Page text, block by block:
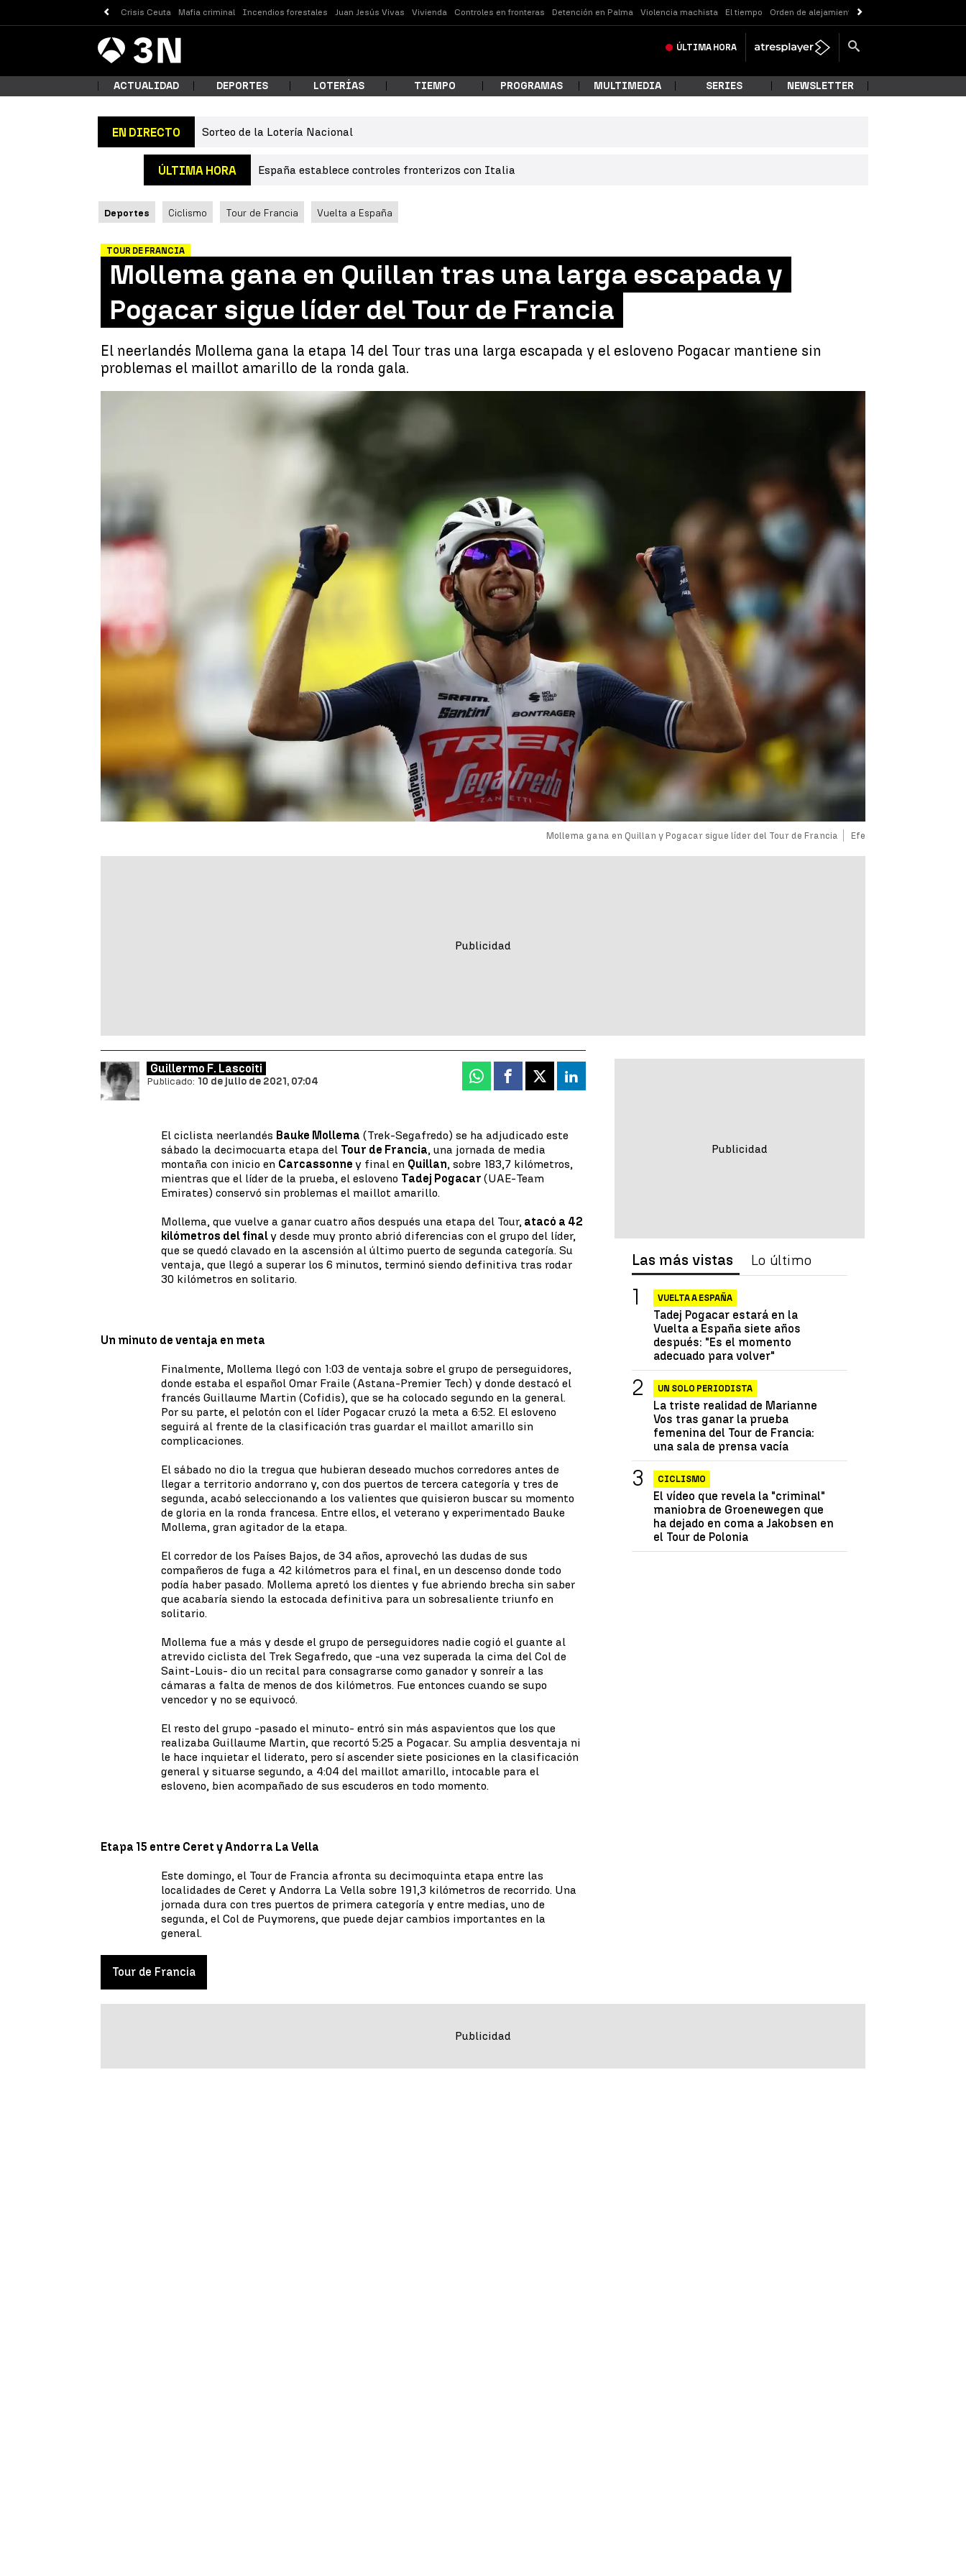
Crisis Ceuta Mafia criminal Incendios forestales Juan Jesús Vivas Vivienda Controles en fronteras Detención en Palma Violencia machista El tiempo Orden de alejamiento
Antena
3 Noticias ÚLTIMA HORA
¿Qué estás buscando?
Buscar
ACTUALIDAD DEPORTES LOTERÍAS TIEMPO PROGRAMAS MULTIMEDIA SERIES NEWSLETTER
EN DIRECTO Sorteo de la Lotería Nacional
ÚLTIMA HORA España establece controles fronterizos con Italia
Deportes Ciclismo Tour de Francia Vuelta a España
TOUR DE FRANCIA
Mollema gana en Quillan tras una larga escapada y
Pogacar sigue líder del Tour de Francia
El neerlandés Mollema gana la etapa 14 del Tour tras una larga escapada y el esloveno Pogacar mantiene sin
problemas el maillot amarillo de la ronda gala.
Mollema gana en Quillan y Pogacar sigue líder del Tour de Francia Efe
Guillermo F. Lascoiti
Publicado: 10 de julio de 2021, 07:04 Whatsapp
Facebook
X Linkedin
El ciclista neerlandés Bauke Mollema (Trek-Segafredo) se ha adjudicado este
sábado la decimocuarta etapa del Tour de Francia, una jornada de media
montaña con inicio en Carcassonney final en Quillan, sobre 183,7 kilómetros,
mientras que el líder de la prueba, el esloveno Tadej Pogacar(UAE-Team
Emirates) conservó sin problemas el maillot amarillo.
Mollema, que vuelve a ganar cuatro años después una etapa del Tour, atacó a 42
kilómetros del finaly desde muy pronto abrió diferencias con el grupo del líder,
que se quedó clavado en la ascensión al último puerto de segunda categoría. Su
ventaja, que llegó a superar los 6 minutos, terminó siendo definitiva tras rodar
30 kilómetros en solitario.
Un minuto de ventaja en meta
Finalmente, Mollema llegó con 1:03 de ventaja sobre el grupo de perseguidores,
donde estaba el español Omar Fraile (Astana-Premier Tech) y donde destacó el
francés Guillaume Martin (Cofidis), que se ha colocado segundo en la general.
Por su parte, el pelotón con el líder Pogacar cruzó la meta a 6:52. El esloveno
seguirá al frente de la clasificación tras guardar el maillot amarillo sin
complicaciones.
El sábado no dio la tregua que hubieran deseado muchos corredores antes de
llegar a territorio andorrano y, con dos puertos de tercera categoría y tres de
segunda, acabó seleccionando a los valientes que quisieron buscar su momento
de gloria en la ronda francesa. Entre ellos, el veterano y experimentado Bauke
Mollema, gran agitador de la etapa.
El corredor de los Países Bajos, de 34 años, aprovechó las dudas de sus
compañeros de fuga a 42 kilómetros para el final, en un descenso donde todo
podía haber pasado. Mollema apretó los dientes y fue abriendo brecha sin saber
que acabaría siendo la estocada definitiva para un sobresaliente triunfo en
solitario.
Mollema fue a más y desde el grupo de perseguidores nadie cogió el guante al
atrevido ciclista del Trek Segafredo, que -una vez superada la cima del Col de
Saint-Louis- dio un recital para consagrarse como ganador y sonreír a las
cámaras a falta de menos de dos kilómetros. Fue entonces cuando se supo
vencedor y no se equivocó.
El resto del grupo -pasado el minuto- entró sin más aspavientos que los que
realizaba Guillaume Martin, que recortó 5:25 a Pogacar. Su amplia desventaja ni
le hace inquietar el liderato, pero sí ascender siete posiciones en la clasificación
general y situarse segundo, a 4:04 del maillot amarillo, intocable para el
esloveno, bien acompañado de sus escuderos en todo momento.
Etapa 15 entre Ceret y Andorra La Vella
Este domingo, el Tour de Francia afronta su decimoquinta etapa entre las
localidades de Ceret y Andorra La Vella sobre 191,3 kilómetros de recorrido. Una
jornada dura con tres puertos de primera categoría y entre medias, uno de
segunda, el Col de Puymorens, que puede dejar cambios importantes en la
general.
Tour de Francia
Las más vistas Lo último
VUELTA A ESPAÑA
Tadej Pogacar estará en la
Vuelta a España siete años
después: "Es el momento
adecuado para volver"
UN SOLO PERIODISTA
La triste realidad de Marianne
Vos tras ganar la prueba
femenina del Tour de Francia:
una sala de prensa vacía
CICLISMO
El vídeo que revela la "criminal"
maniobra de Groenewegen que
ha dejado en coma a Jakobsen en
el Tour de Polonia